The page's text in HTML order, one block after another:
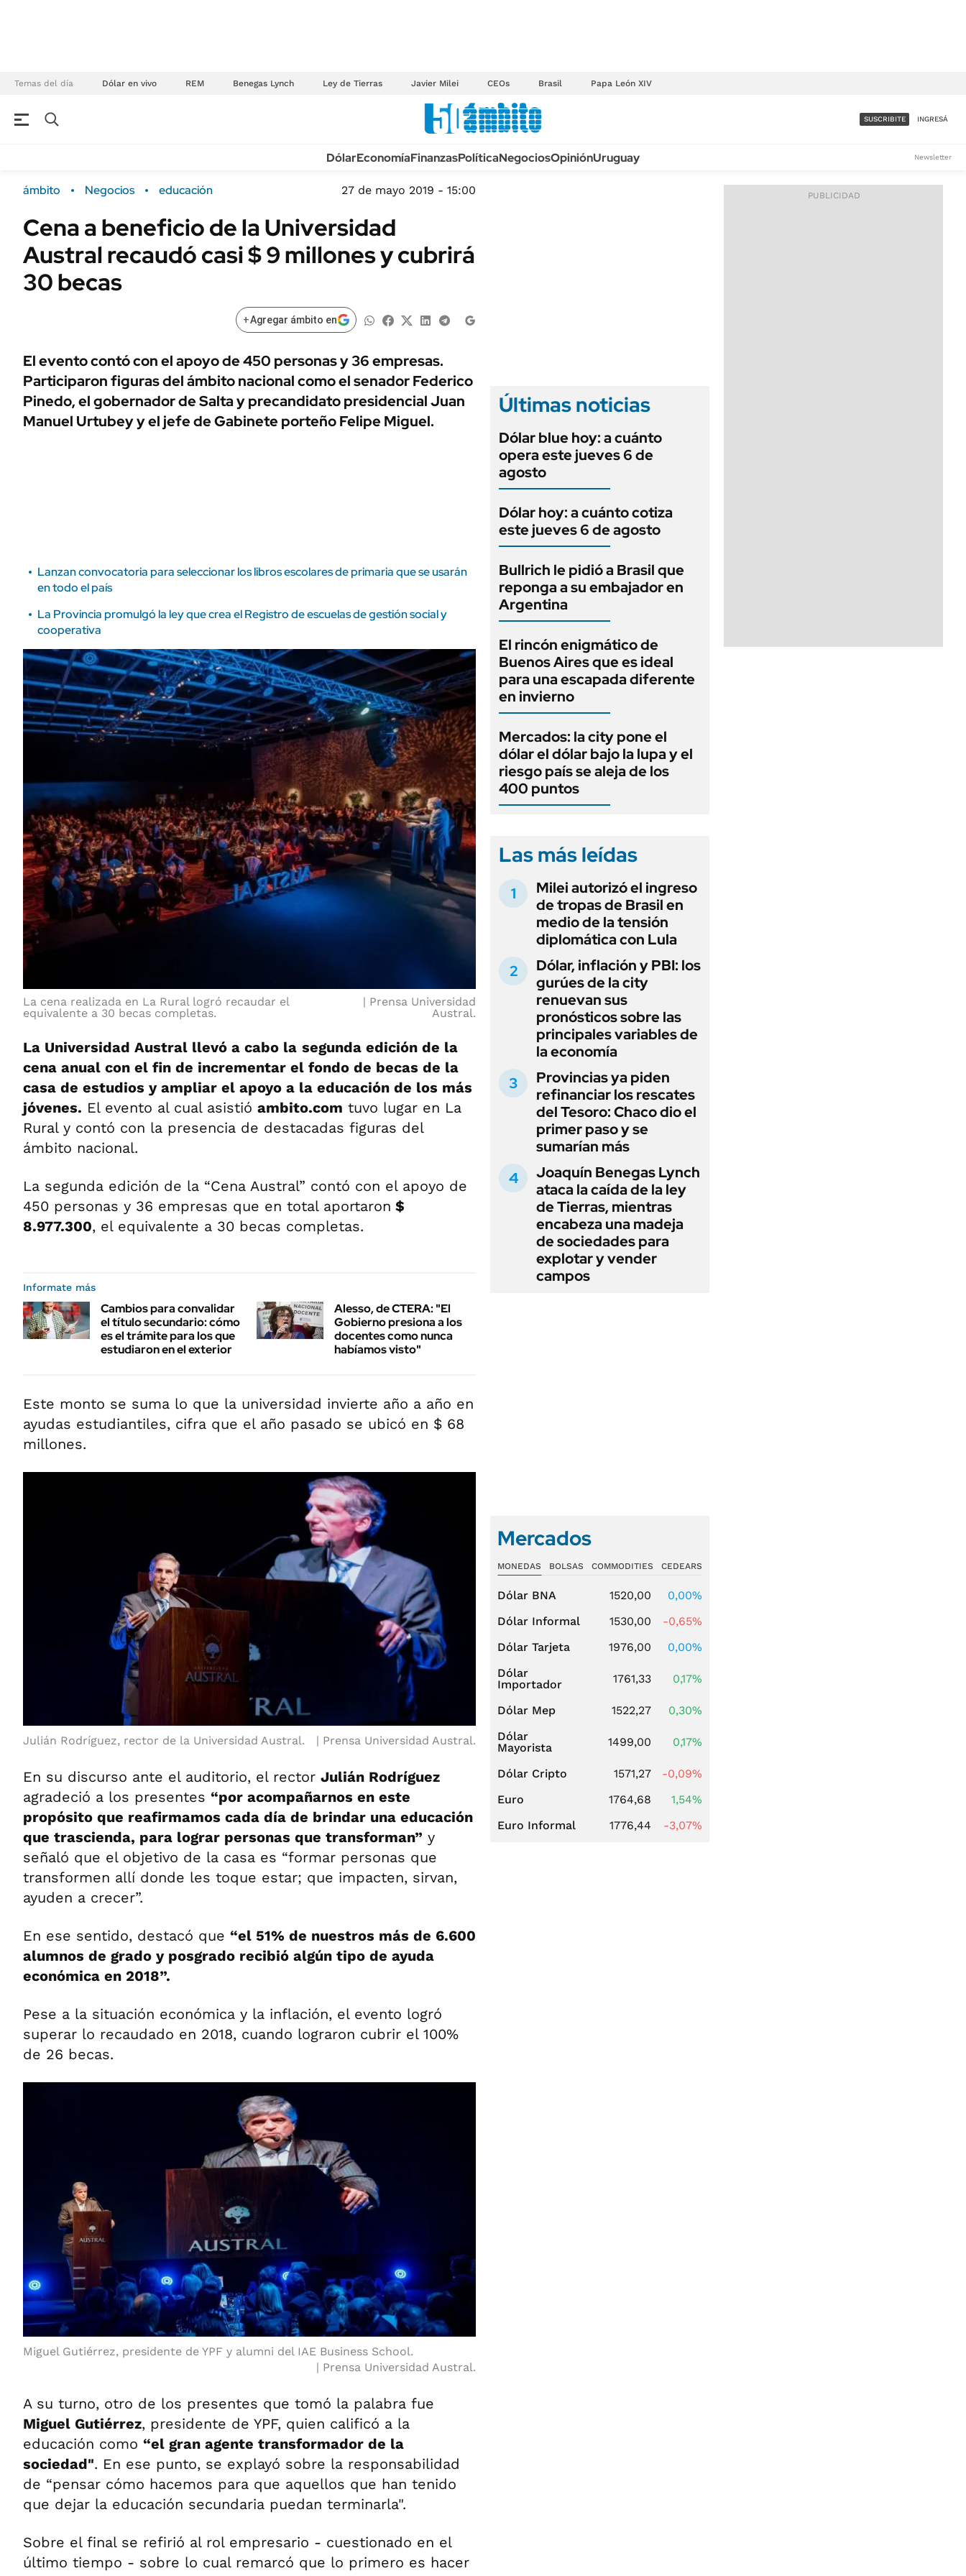
Temas del día Dólar en vivo REM Benegas Lynch Ley de Tierras Javier Milei CEOs Brasil Papa León XIV
Campo
FINANZAS
Dólar
Sustentabilidad
URUGUAY
TECNOLOGÍA
MÉXICO
MUNDO
INFORMACIÓN GENERAL
AUTOS
ACCESO FULL - $1.800/MES
SUSCRIBITE INGRESÁ
DólarEconomíaFinanzasPolíticaNegociosOpiniónUruguay Newsletter
ámbito Negocios educación 27 de mayo 2019 - 15:00
Cena a beneficio de la Universidad
Austral recaudó casi $ 9 millones y cubrirá
30 becas
+Agregar ámbito en
El evento contó con el apoyo de 450 personas y 36 empresas.
Participaron figuras del ámbito nacional como el senador Federico
Pinedo, el gobernador de Salta y precandidato presidencial Juan
Manuel Urtubey y el jefe de Gabinete porteño Felipe Miguel.
Lanzan convocatoria para seleccionar los libros escolares de primaria que se usarán
en todo el país
La Provincia promulgó la ley que crea el Registro de escuelas de gestión social y
cooperativa
La cena realizada en La Rural logró recaudar el
equivalente a 30 becas completas.
Prensa Universidad
Austral.
La Universidad Austral llevó a cabo la segunda edición de la
cena anual con el fin de incrementar el fondo de becas de la
casa de estudios y ampliar el apoyo a la educación de los más
jóvenes. El evento al cual asistió ambito.com tuvo lugar en La
Rural y contó con la presencia de destacadas figuras del
ámbito nacional.
La segunda edición de la “Cena Austral” contó con el apoyo de
450 personas y 36 empresas que en total aportaron $
8.977.300, el equivalente a 30 becas completas.
Informate más
Cambios para convalidar
el título secundario: cómo
es el trámite para los que
estudiaron en el exterior
Alesso, de CTERA: "El
Gobierno presiona a los
docentes como nunca
habíamos visto"
Este monto se suma lo que la universidad invierte año a año en
ayudas estudiantiles, cifra que el año pasado se ubicó en $ 68
millones.
Julián Rodríguez, rector de la Universidad Austral. Prensa Universidad Austral.
En su discurso ante el auditorio, el rector Julián Rodríguez
agradeció a los presentes “por acompañarnos en este
propósito que reafirmamos cada día de brindar una educación
que trascienda, para lograr personas que transforman” y
señaló que el objetivo de la casa es “formar personas que
transformen allí donde les toque estar; que impacten, sirvan,
ayuden a crecer”.
En ese sentido, destacó que “el 51% de nuestros más de 6.600
alumnos de grado y posgrado recibió algún tipo de ayuda
económica en 2018”.
Pese a la situación económica y la inflación, el evento logró
superar lo recaudado en 2018, cuando lograron cubrir el 100%
de 26 becas.
Miguel Gutiérrez, presidente de YPF y alumni del IAE Business School.
Prensa Universidad Austral.
A su turno, otro de los presentes que tomó la palabra fue
Miguel Gutiérrez, presidente de YPF, quien calificó a la
educación como “el gran agente transformador de la
sociedad". En ese punto, se explayó sobre la responsabilidad
de “pensar cómo hacemos para que aquellos que han tenido
que dejar la educación secundaria puedan terminarla".
Sobre el final se refirió al rol empresario - cuestionado en el
último tiempo - sobre lo cual remarcó que lo primero es hacer
Últimas noticias
Dólar blue hoy: a cuánto
opera este jueves 6 de
agosto
Dólar hoy: a cuánto cotiza
este jueves 6 de agosto
Bullrich le pidió a Brasil que
reponga a su embajador en
Argentina
El rincón enigmático de
Buenos Aires que es ideal
para una escapada diferente
en invierno
Mercados: la city pone el
dólar el dólar bajo la lupa y el
riesgo país se aleja de los
400 puntos
Las más leídas
Milei autorizó el ingreso
de tropas de Brasil en
medio de la tensión
diplomática con Lula
Dólar, inflación y PBI: los
gurúes de la city
renuevan sus
pronósticos sobre las
principales variables de
la economía
Provincias ya piden
refinanciar los rescates
del Tesoro: Chaco dio el
primer paso y se
sumarían más
Joaquín Benegas Lynch
ataca la caída de la ley
de Tierras, mientras
encabeza una madeja
de sociedades para
explotar y vender
campos
Mercados
MONEDAS BOLSAS COMMODITIES CEDEARS
Dólar BNA 1520,00
0,00%
Dólar Informal
1530,00
-0,65%
Dólar Tarjeta
1976,00
0,00%
Dólar
Importador
1761,33 0,17%
Dólar Mep 1522,27
0,30%
Dólar
Mayorista
1499,00 0,17%
Dólar Cripto 1571,27
-0,09%
Euro
1764,68
1,54%
Euro Informal
1776,44 -3,07%